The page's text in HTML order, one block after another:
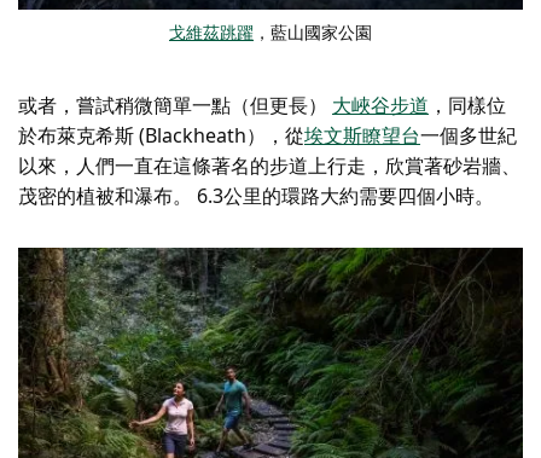
戈維茲跳躍 ，藍山國家公園
或者，嘗試稍微簡單一點（但更長） 大峽谷步道 ，同樣位
於布萊克希斯 (Blackheath），從埃文斯瞭望台一個多世紀
以來，人們一直在這條著名的步道上行走，欣賞著砂岩牆、
茂密的植被和瀑布。 6.3公里的環路大約需要四個小時。